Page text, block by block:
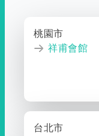
桃園市
祥甫會館
台北市